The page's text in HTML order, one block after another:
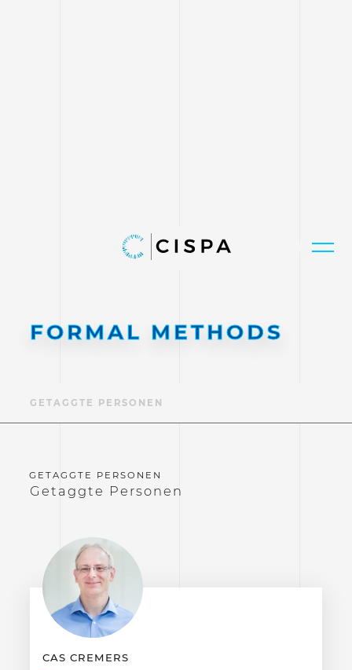
FORMAL METHODS
GETAGGTE PERSONEN
Getaggte Personen
CAS CREMERS